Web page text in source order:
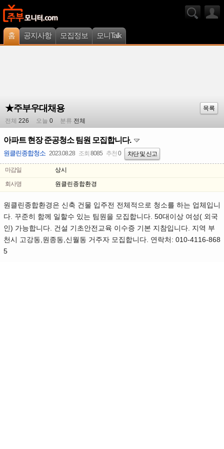
홈 공지사항 모집정보 모니Talk
★주부우대채용
목록
전체 226 오늘 0 분류 전체
아파트 현장 준공청소 팀원 모집합니다.
원클린종합청소 2023.08.28 조회 8085 추천 0 차단 및 신고
마감일
상시
회사명
원클린종합환경
원클린종합환경은 신축 건물 입주전 전체적으로 청소를 하는 업체입니
다. 꾸준히 함께 일할수 있는 팀원을 모집합니다. 50대이상 여성( 외국
인) 가능합니다. 건설 기초안전교육 이수증 기본 지참입니다. 지역 부
천시 고강동,원종동,신월동 거주자 모집합니다. 연락처: 010-4116-868
5